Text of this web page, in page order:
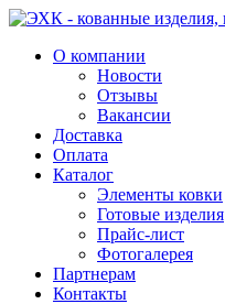
О компании
Новости
Отзывы
Вакансии
Доставка
Оплата
Каталог
Элементы ковки
Готовые изделия
Прайс-лист
Фотогалерея
Партнерам
Контакты